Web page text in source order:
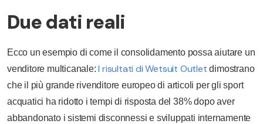
Due dati reali
Ecco un esempio di come il consolidamento possa aiutare un
venditore multicanale: I risultati di Wetsuit Outlet dimostrano
che il più grande rivenditore europeo di articoli per gli sport
acquatici ha ridotto i tempi di risposta del 38% dopo aver
abbandonato i sistemi disconnessi e sviluppati internamente